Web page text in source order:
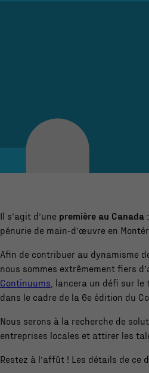
Il s’agit d’une première au Canada
pénurie de main-d’œuvre en
Afin de contribuer au dynamisme
nous sommes extrêmement fiers
Continuums , lancera un défi sur
dans le cadre de la 6e édition du
Nous serons à la recherche de
entreprises locales et attirer les
Restez à l’affût ! Les détails de ce